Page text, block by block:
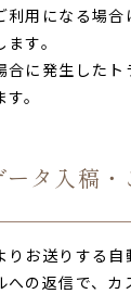
利用になる場合
す。
に発生したト
。
ータ入稿
りお送りする自
への返信で、カ